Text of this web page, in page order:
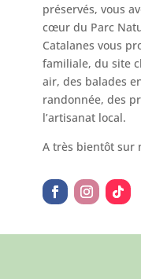
préservés, vous
cœur du Parc
Catalanes vous
familiale, du site
air, des balades
randonnée, des
l’artisanat local.
A très bientôt sur